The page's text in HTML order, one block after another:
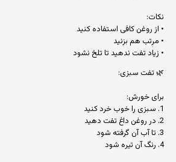
نکات:
• از روغن کافی استفاده کنید
• مرتب هم بزنید
• زیاد تفت ندهید تا تلخ نشود
🌿 تفت سبزی:
برای خورش:
1. سبزی را خوب خرد کنید
2. در روغن داغ تفت دهید
3. تا آب آن گرفته شود
4. رنگ آن تیره شود